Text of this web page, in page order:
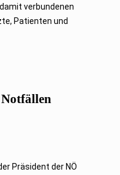
verbundenen
Patienten und
Präsident der NÖ